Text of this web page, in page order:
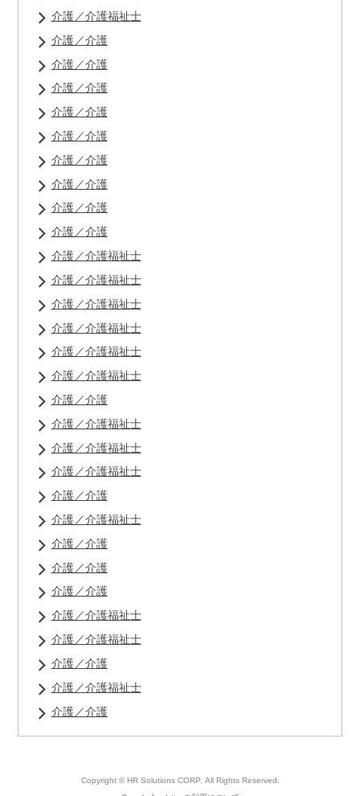
介護／介護福祉士
介護／介護
介護／介護
介護／介護
介護／介護
介護／介護
介護／介護
介護／介護
介護／介護
介護／介護
介護／介護福祉士
介護／介護福祉士
介護／介護福祉士
介護／介護福祉士
介護／介護福祉士
介護／介護福祉士
介護／介護
介護／介護福祉士
介護／介護福祉士
介護／介護福祉士
介護／介護
介護／介護福祉士
介護／介護
介護／介護
介護／介護
介護／介護福祉士
介護／介護福祉士
介護／介護
介護／介護福祉士
介護／介護
Copyright © HR Solutions CORP. All Rights Reserved.